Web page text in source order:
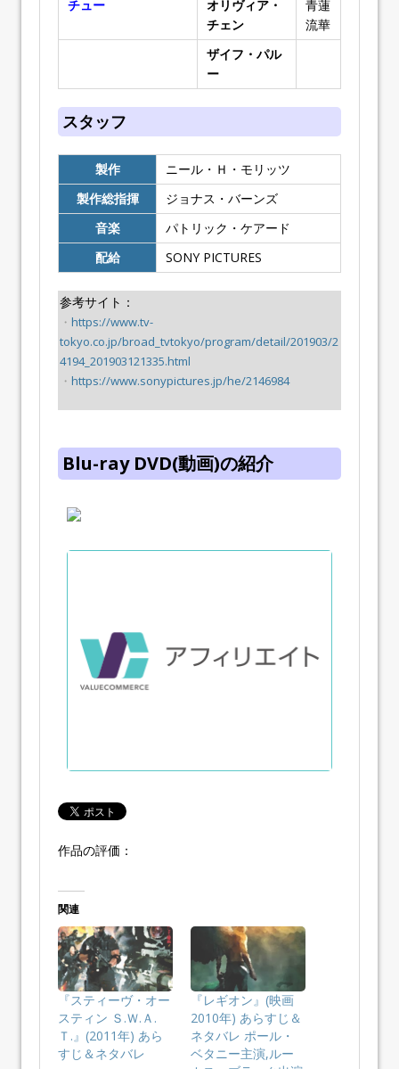
チュー
オリヴィア・
チェン
青蓮
流華
ザイフ・パル
ー
スタッフ
製作
ニール・Ｈ・モリッツ
製作総指揮
ジョナス・バーンズ
音楽
パトリック・ケアード
配給
SONY PICTURES
参考サイト：
・ https://www.tv-
tokyo.co.jp/broad_tvtokyo/program/detail/201903/2
4194_201903121335.html
・ https://www.sonypictures.jp/he/2146984
Blu-ray DVD(動画)の紹介
作品の評価：
関連
『スティーヴ・オー
スティン Ｓ.Ｗ.Ａ.
Ｔ.』(2011年) あら
すじ＆ネタバレ
『レギオン』(映画
2010年) あらすじ＆
ネタバレ ポール・
ベタニー主演,ルー